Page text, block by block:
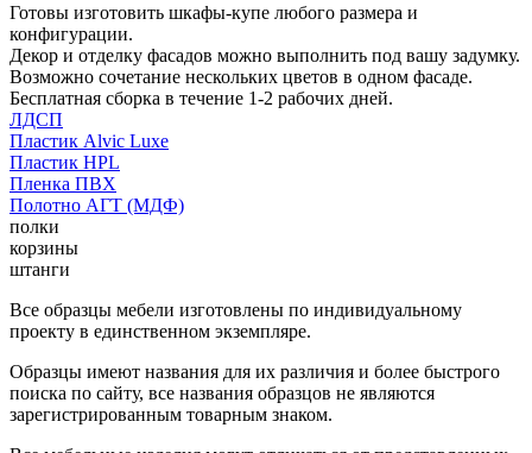
Готовы изготовить шкафы-купе любого размера и
конфигурации.
Декор и отделку фасадов можно выполнить под вашу задумку.
Возможно сочетание нескольких цветов в одном фасаде.
Бесплатная сборка в течение 1-2 рабочих дней.
ЛДСП
Пластик Alvic Luxe
Пластик HPL
Пленка ПВХ
Полотно АГТ (МДФ)
полки
корзины
штанги
Все образцы мебели изготовлены по индивидуальному
проекту в единственном экземпляре.
Образцы имеют названия для их различия и более быстрого
поиска по сайту, все названия образцов не являются
зарегистрированным товарным знаком.